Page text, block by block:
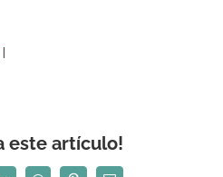
|
este artículo!